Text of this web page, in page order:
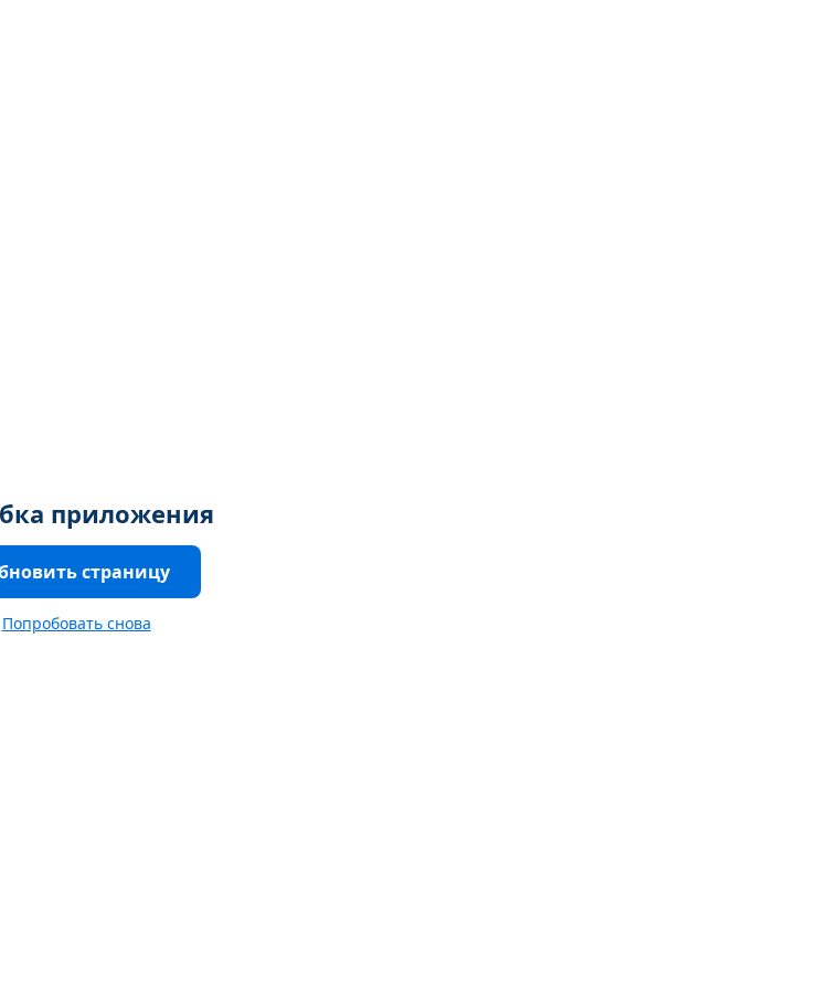
приложения
страницу
Попробовать снова